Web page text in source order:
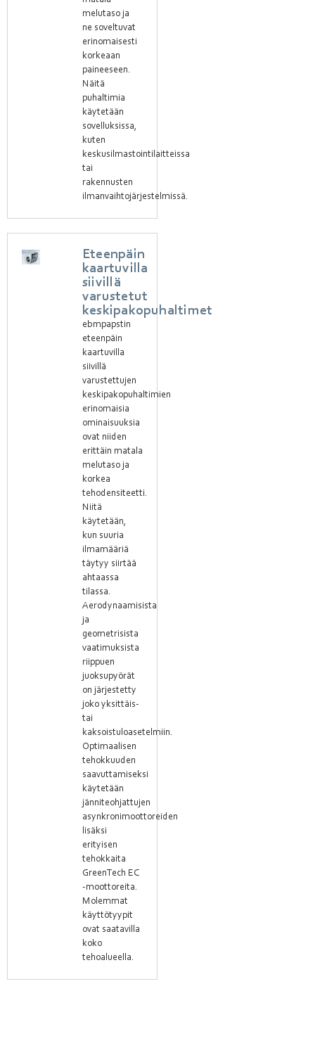
melutaso ja
ne soveltuvat
erinomaisesti
korkeaan
paineeseen.
Näitä
puhaltimia
käytetään
sovelluksissa,
kuten
keskusilmastointilaitteissa
tai
rakennusten
ilmanvaihtojärjestelmissä.
Eteenpäin
kaartuvilla
siivillä
varustetut
keskipakopuhaltimet
ebmpapstin
eteenpäin
kaartuvilla
siivillä
varustettujen
keskipakopuhaltimien
erinomaisia
ominaisuuksia
ovat niiden
erittäin matala
melutaso ja
korkea
tehodensiteetti.
Niitä
käytetään,
kun suuria
ilmamääriä
täytyy siirtää
ahtaassa
tilassa.
Aerodynaamisista
ja
geometrisista
vaatimuksista
riippuen
juoksupyörät
on järjestetty
joko yksittäis-
tai
kaksoistuloasetelmiin.
Optimaalisen
tehokkuuden
saavuttamiseksi
käytetään
jänniteohjattujen
asynkronimoottoreiden
lisäksi
erityisen
tehokkaita
GreenTech EC
-moottoreita.
Molemmat
käyttötyypit
ovat saatavilla
koko
tehoalueella.